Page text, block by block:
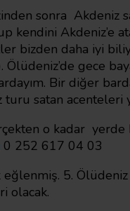
sonra Akdeniz
kendini
bizden daha iyi
gece
Bir diğer
satan
o kadar yerde
0 252 617 04 03
eğlenmiş. 5.
olacak.